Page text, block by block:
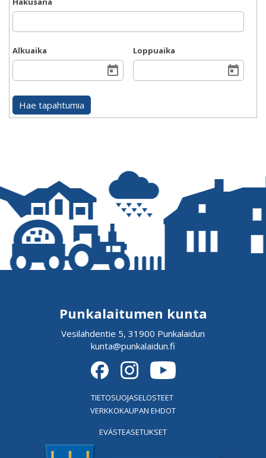
Alkuaika Loppuaika
Punkalaitumen kunta
Vesilahdentie 5, 31900 Punkalaidun
kunta@punkalaidun.fi
TIETOSUOJASELOSTEET
VERKKOKAUPAN EHDOT
EVÄSTEASETUKSET